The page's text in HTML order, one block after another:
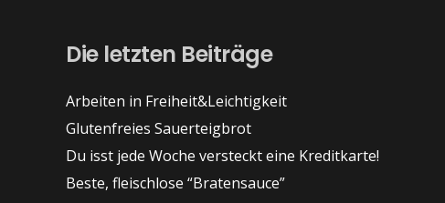
Die letzten Beiträge
Arbeiten in Freiheit&Leichtigkeit
Glutenfreies Sauerteigbrot
Du isst jede Woche versteckt eine Kreditkarte!
Beste, fleischlose “Bratensauce”